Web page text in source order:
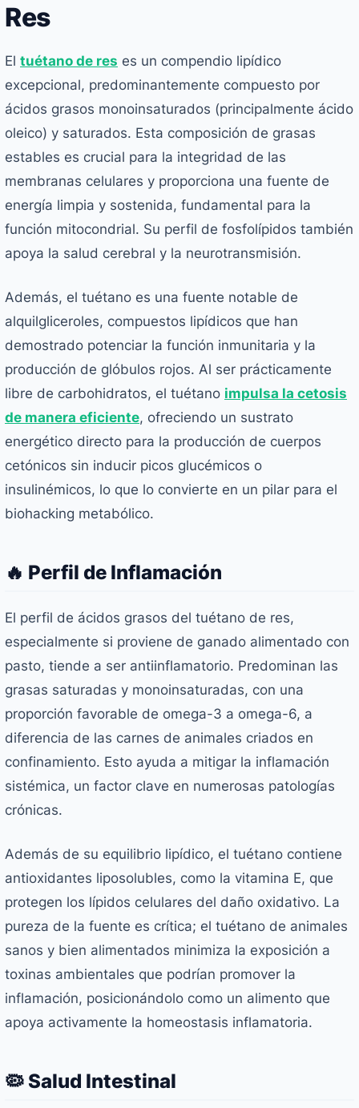
Res
El tuétano de res es un compendio lipídico
excepcional, predominantemente compuesto por
ácidos grasos monoinsaturados (principalmente ácido
oleico) y saturados. Esta composición de grasas
estables es crucial para la integridad de las
membranas celulares y proporciona una fuente de
energía limpia y sostenida, fundamental para la
función mitocondrial. Su perfil de fosfolípidos también
apoya la salud cerebral y la neurotransmisión.
Además, el tuétano es una fuente notable de
alquilgliceroles, compuestos lipídicos que han
demostrado potenciar la función inmunitaria y la
producción de glóbulos rojos. Al ser prácticamente
libre de carbohidratos, el tuétano impulsa la cetosis
de manera eficiente, ofreciendo un sustrato
energético directo para la producción de cuerpos
cetónicos sin inducir picos glucémicos o
insulinémicos, lo que lo convierte en un pilar para el
biohacking metabólico.
🔥 Perfil de Inflamación
El perfil de ácidos grasos del tuétano de res,
especialmente si proviene de ganado alimentado con
pasto, tiende a ser antiinflamatorio. Predominan las
grasas saturadas y monoinsaturadas, con una
proporción favorable de omega-3 a omega-6, a
diferencia de las carnes de animales criados en
confinamiento. Esto ayuda a mitigar la inflamación
sistémica, un factor clave en numerosas patologías
crónicas.
Además de su equilibrio lipídico, el tuétano contiene
antioxidantes liposolubles, como la vitamina E, que
protegen los lípidos celulares del daño oxidativo. La
pureza de la fuente es crítica; el tuétano de animales
sanos y bien alimentados minimiza la exposición a
toxinas ambientales que podrían promover la
inflamación, posicionándolo como un alimento que
apoya activamente la homeostasis inflamatoria.
🦠 Salud Intestinal